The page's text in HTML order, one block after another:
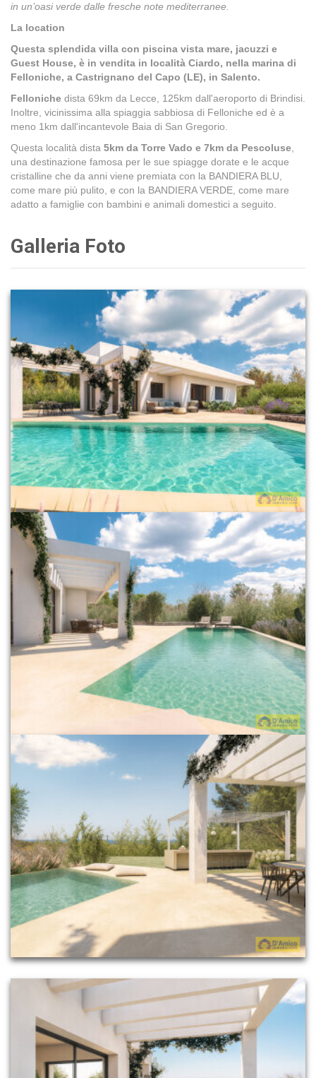
in un’oasi verde dalle fresche note mediterranee.
La location
Questa splendida villa con piscina vista mare, jacuzzi e
Guest House, è in vendita in località Ciardo, nella marina di
Felloniche, a Castrignano del Capo (LE), in Salento.
Felloniche dista 69km da Lecce, 125km dall'aeroporto di Brindisi.
Inoltre, vicinissima alla spiaggia sabbiosa di Felloniche ed è a
meno 1km dall'incantevole Baia di San Gregorio.
Questa località dista 5km da Torre Vado e 7km da Pescoluse,
una destinazione famosa per le sue spiagge dorate e le acque
cristalline che da anni viene premiata con la BANDIERA BLU,
come mare più pulito, e con la BANDIERA VERDE, come mare
adatto a famiglie con bambini e animali domestici a seguito.
Galleria Foto